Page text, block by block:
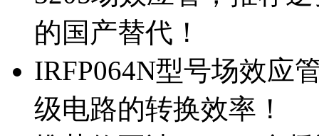
的国产替代！
IRFP064N型号场效应
级电路的转换效率！